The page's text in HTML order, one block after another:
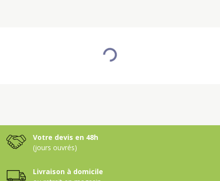
Votre devis en 48h
(jours ouvrés)
Livraison à domicile